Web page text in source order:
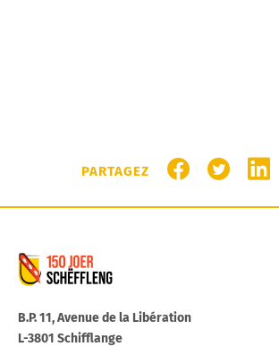
PARTAGEZ
PARTAGER
B.P. 11, Avenue de la Libération
L-3801 Schifflange